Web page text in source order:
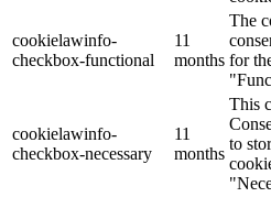
cookielawinfo-
checkbox-functional
11
months
The
for
cookielawinfo-
checkbox-necessary
11
months
This
to